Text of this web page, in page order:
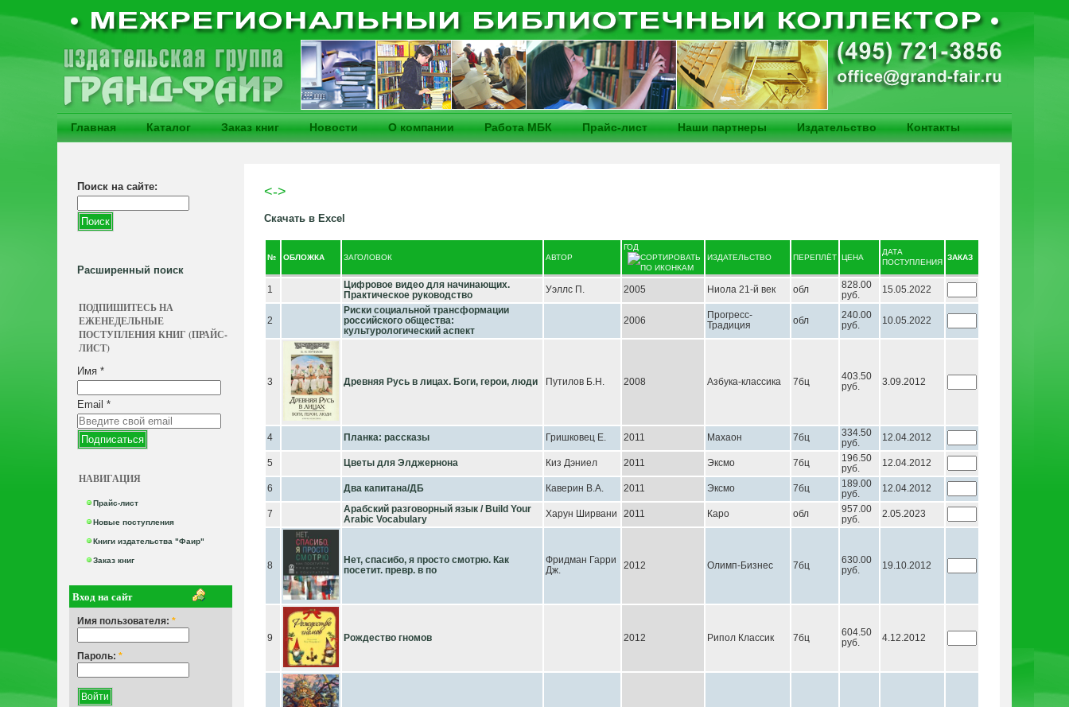
Главная Каталог Заказ книг Новости О компании Работа МБК Прайс-лист Наши партнеры Издательство Контакты
Поиск на сайте:
Расширенный поиск
ПОДПИШИТЕСЬ НА
ЕЖЕНЕДЕЛЬНЫЕ
ПОСТУПЛЕНИЯ КНИГ (ПРАЙС-
ЛИСТ)
Имя *
Email *
НАВИГАЦИЯ
Прайс-лист
Новые поступления
Книги издательства "Фаир"
Заказ книг
Вход на сайт
Имя пользователя: *
Пароль: *
<->
Скачать в Excel
№ ОБЛОЖКА ЗАГОЛОВОК АВТОР
ГОД
ИЗДАТЕЛЬСТВО
ПЕРЕПЛЁТ ЦЕНА
ДАТА
ПОСТУПЛЕНИЯ
ЗАКАЗ
1
Цифровое видео для начинающих.
Практическое руководство
Уэллс П. 2005 Ниола 21-й век обл
828.00
руб.
15.05.2022
2
Риски социальной трансформации
российского общества:
культурологический аспект
2006
Прогресс-
Традиция
обл
240.00
руб.
10.05.2022
3 Древняя Русь в лицах. Боги, герои, люди Путилов Б.Н. 2008 Азбука-классика 7бц
403.50
руб.
3.09.2012
4 Планка: рассказы Гришковец Е. 2011 Махаон 7бц
334.50
руб.
12.04.2012
5 Цветы для Элджернона Киз Дэниел 2011 Эксмо 7бц
196.50
руб.
12.04.2012
6 Два капитана/ДБ Каверин В.А. 2011 Эксмо 7бц
189.00
руб.
12.04.2012
7
Арабский разговорный язык / Build Your
Arabic Vocabulary
Харун Ширвани 2011 Каро обл
957.00
руб.
2.05.2023
8
Нет, спасибо, я просто смотрю. Как
посетит. превр. в по
Фридман Гарри
Дж.
2012 Олимп-Бизнес 7бц
630.00
руб.
19.10.2012
9 Рождество гномов 2012 Рипол Классик 7бц
604.50
руб.
4.12.2012